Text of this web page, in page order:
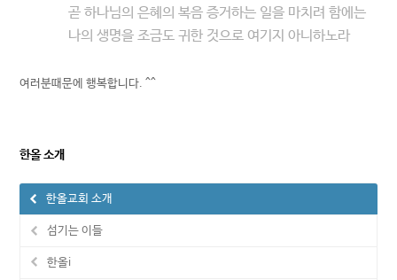
곧 하나님의 은혜의 복음 증거하는 일을 마치려 함에는
나의 생명을 조금도 귀한 것으로 여기지 아니하노라
여러분때문에 행복합니다. ^^
한올 소개
한올교회 소개
섬기는 이들
한올i